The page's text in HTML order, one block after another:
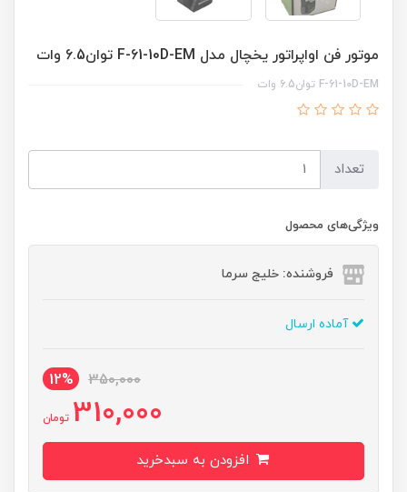
موتور فن اواپراتور یخچال مدل F-61-10D-EM توان6.5 وات
F-61-10D-EM توان6.5 وات
تعداد
ویژگی‌های محصول
فروشنده: خلیج سرما
آماده ارسال
350,000
12%
310,000 تومان